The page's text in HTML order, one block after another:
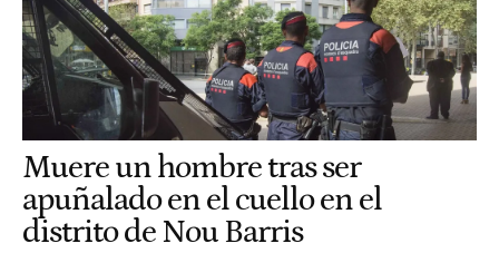
Muere un hombre tras ser
apuñalado en el cuello en el
distrito de Nou Barris